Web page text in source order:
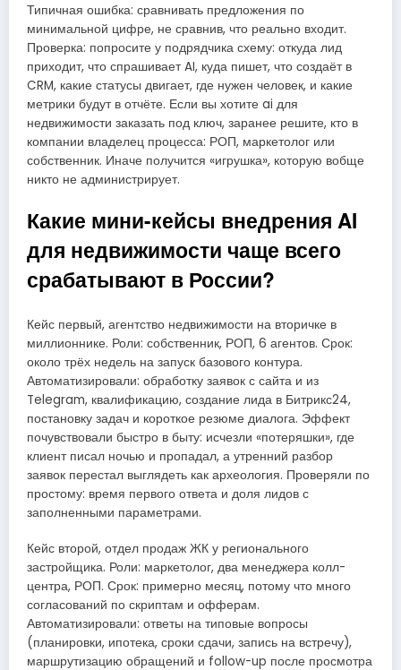
Типичная ошибка: сравнивать предложения по
минимальной цифре, не сравнив, что реально входит.
Проверка: попросите у подрядчика схему: откуда лид
приходит, что спрашивает AI, куда пишет, что создаёт в
CRM, какие статусы двигает, где нужен человек, и какие
метрики будут в отчёте. Если вы хотите ai для
недвижимости заказать под ключ, заранее решите, кто в
компании владелец процесса: РОП, маркетолог или
собственник. Иначе получится «игрушка», которую вобще
никто не администрирует.
Какие мини-кейсы внедрения AI
для недвижимости чаще всего
срабатывают в России?
Кейс первый, агентство недвижимости на вторичке в
миллионнике. Роли: собственник, РОП, 6 агентов. Срок:
около трёх недель на запуск базового контура.
Автоматизировали: обработку заявок с сайта и из
Telegram, квалификацию, создание лида в Битрикс24,
постановку задач и короткое резюме диалога. Эффект
почувствовали быстро в быту: исчезли «потеряшки», где
клиент писал ночью и пропадал, а утренний разбор
заявок перестал выглядеть как археология. Проверяли по
простому: время первого ответа и доля лидов с
заполненными параметрами.
Кейс второй, отдел продаж ЖК у регионального
застройщика. Роли: маркетолог, два менеджера колл-
центра, РОП. Срок: примерно месяц, потому что много
согласований по скриптам и офферам.
Автоматизировали: ответы на типовые вопросы
(планировки, ипотека, сроки сдачи, запись на встречу),
маршрутизацию обращений и follow-up после просмотра